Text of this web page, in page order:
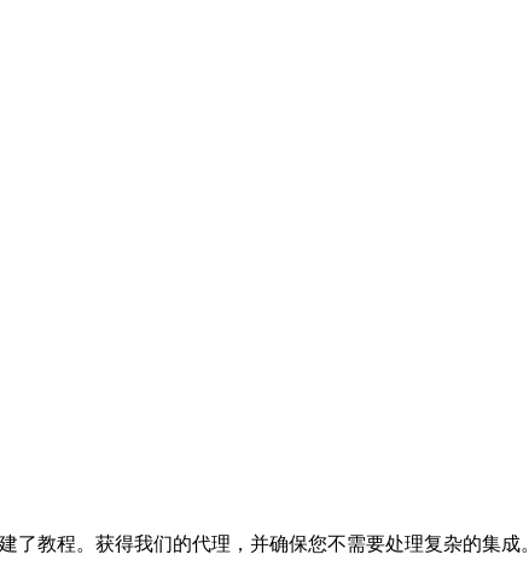
教程。获得我们的代理，并确保您不需要处理复杂的集成。